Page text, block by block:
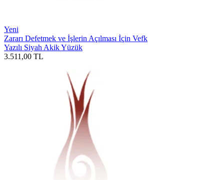
Yeni
Zararı Defetmek ve İşlerin Açılması İçin Vefk
Yazılı Siyah Akik Yüzük
3.511,00 TL